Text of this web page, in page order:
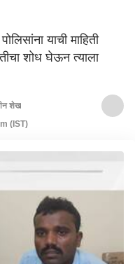
याची माहिती
शोध घेऊन त्याला
शेख
(IST)